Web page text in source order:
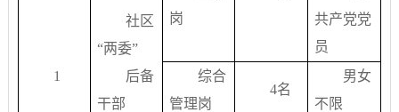
1
社区
“两委”
后备
干部
岗
共产党党
员
综合
管理岗
4名
男女
不限